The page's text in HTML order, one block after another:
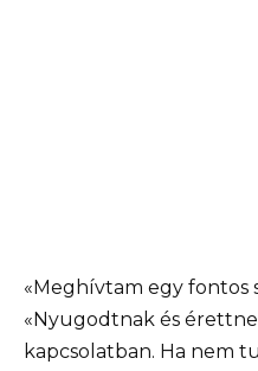
«Meghívtam egy fontos
«Nyugodtnak és
kapcsolatban. Ha nem